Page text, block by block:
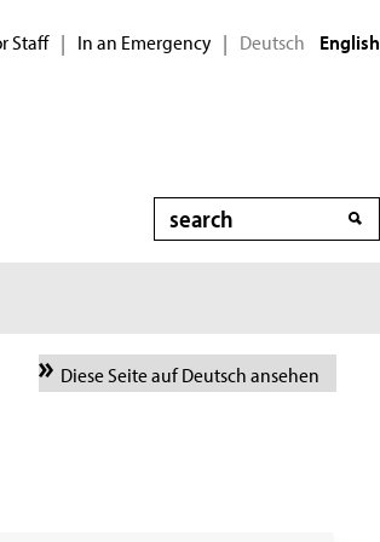
Staff | In an Emergency | Deutsch English
Search
Diese Seite auf Deutsch ansehen